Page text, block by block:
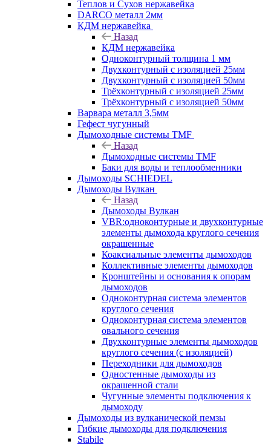
Теплов и Сухов нержавейка
DARCO металл 2мм
КДМ нержавейка
Назад
КДМ нержавейка
Одноконтурный толщина 1 мм
Двухконтурный с изоляцией 25мм
Двухконтурный с изоляцией 50мм
Трёхконтурный с изоляцией 25мм
Трёхконтурный с изоляцией 50мм
Варвара металл 3,5мм
Гефест чугунный
Дымоходные системы TMF
Назад
Дымоходные системы TMF
Баки для воды и теплообменники
Дымоходы SCHIEDEL
Дымоходы Вулкан
Назад
Дымоходы Вулкан
VBR:одноконтурные и двухконтурные
элементы дымохода круглого сечения
окрашенные
Коаксиальные элементы дымоходов
Коллективные элементы дымоходов
Кронштейны и основания к опорам
дымоходов
Одноконтурная система элементов
круглого сечения
Одноконтурная система элементов
овального сечения
Двухконтурные элементы дымоходов
круглого сечения (с изоляцией)
Переходники для дымоходов
Одностенные дымоходы из
окрашенной стали
Чугунные элементы подключения к
дымоходу
Дымоходы из вулканической пемзы
Гибкие дымоходы для подключения
Stabile